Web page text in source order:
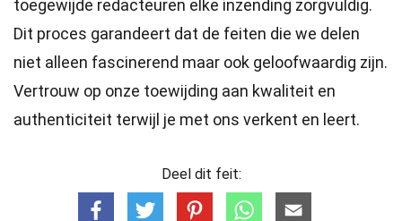
toegewijde redacteuren elke inzending zorgvuldig.
Dit proces garandeert dat de feiten die we delen
niet alleen fascinerend maar ook geloofwaardig zijn.
Vertrouw op onze toewijding aan kwaliteit en
authenticiteit terwijl je met ons verkent en leert.
Deel dit feit: